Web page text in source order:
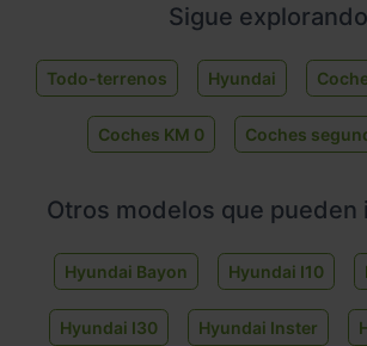
Sigue explorando
Todo-terrenos Hyundai
Coches KM 0 Coches
Otros modelos que
Hyundai Bayon Hyundai I10
Hyundai I30 Hyundai Inster